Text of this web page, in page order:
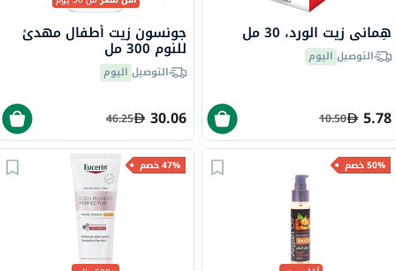
هِماني زيت الورد، 30 مل
التوصيل اليوم
5.78
10.50
جونسون زيت أطفال مهدئ
للنوم 300 مل
التوصيل اليوم
30.06
46.25
50% خصم 47% خصم